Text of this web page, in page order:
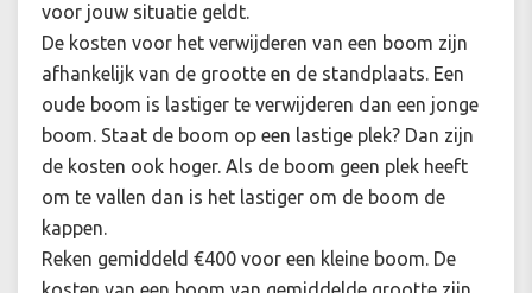
voor jouw situatie geldt.
De kosten voor het verwijderen van een boom zijn
afhankelijk van de grootte en de standplaats. Een
oude boom is lastiger te verwijderen dan een jonge
boom. Staat de boom op een lastige plek? Dan zijn
de kosten ook hoger. Als de boom geen plek heeft
om te vallen dan is het lastiger om de boom de
kappen.
Reken gemiddeld €400 voor een kleine boom. De